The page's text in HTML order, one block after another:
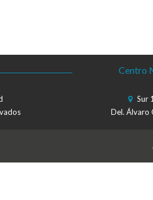
Centro
Sur
Del. Álvaro